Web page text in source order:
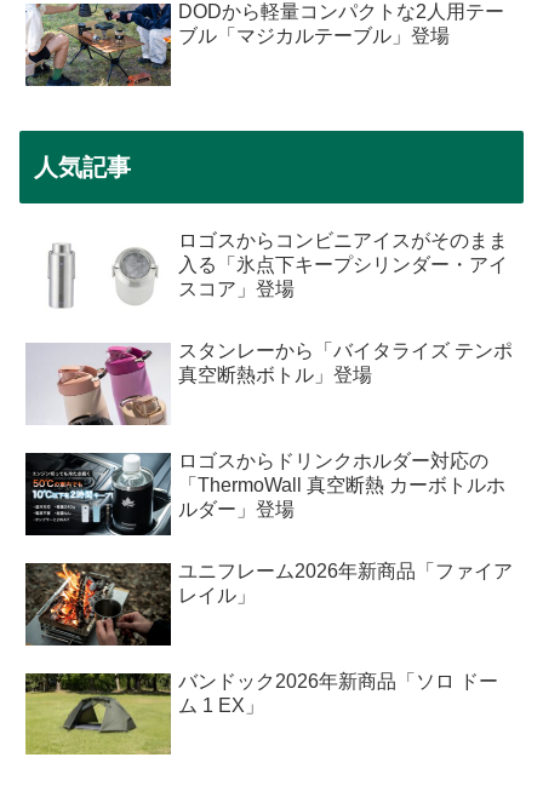
DODから軽量コンパクトな2人用テー
ブル「マジカルテーブル」登場
人気記事
ロゴスからコンビニアイスがそのまま
入る「氷点下キープシリンダー・アイ
スコア」登場
スタンレーから「バイタライズ テンポ
真空断熱ボトル」登場
ロゴスからドリンクホルダー対応の
「ThermoWall 真空断熱 カーボトルホ
ルダー」登場
ユニフレーム2026年新商品「ファイア
レイル」
バンドック2026年新商品「ソロ ドー
ム 1 EX」